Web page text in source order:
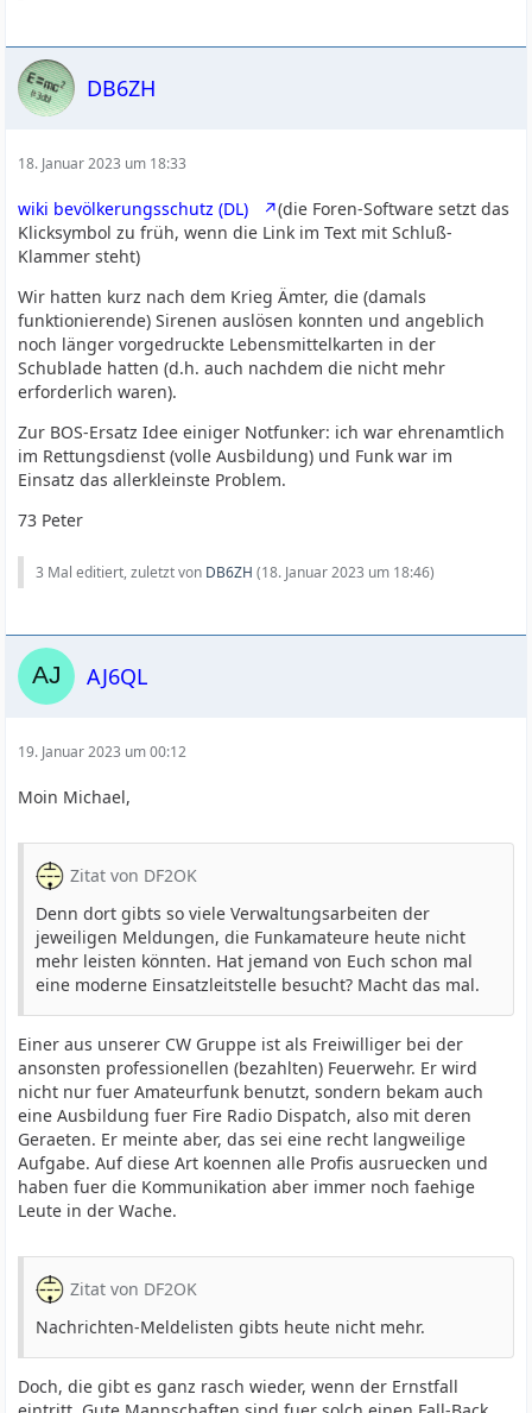
DB6ZH
18. Januar 2023 um 18:33
wiki bevölkerungsschutz (DL)
(die Foren-Software setzt das
Klicksymbol zu früh, wenn die Link im Text mit Schluß-
Klammer steht)
Wir hatten kurz nach dem Krieg Ämter, die (damals
funktionierende) Sirenen auslösen konnten und angeblich
noch länger vorgedruckte Lebensmittelkarten in der
Schublade hatten (d.h. auch nachdem die nicht mehr
erforderlich waren).
Zur BOS-Ersatz Idee einiger Notfunker: ich war ehrenamtlich
im Rettungsdienst (volle Ausbildung) und Funk war im
Einsatz das allerkleinste Problem.
73 Peter
3 Mal editiert, zuletzt von DB6ZH (18. Januar 2023 um 18:46)
AJ6QL
19. Januar 2023 um 00:12
Moin Michael,
Zitat von DF2OK
Denn dort gibts so viele Verwaltungsarbeiten der
jeweiligen Meldungen, die Funkamateure heute nicht
mehr leisten könnten. Hat jemand von Euch schon mal
eine moderne Einsatzleitstelle besucht? Macht das mal.
Einer aus unserer CW Gruppe ist als Freiwilliger bei der
ansonsten professionellen (bezahlten) Feuerwehr. Er wird
nicht nur fuer Amateurfunk benutzt, sondern bekam auch
eine Ausbildung fuer Fire Radio Dispatch, also mit deren
Geraeten. Er meinte aber, das sei eine recht langweilige
Aufgabe. Auf diese Art koennen alle Profis ausruecken und
haben fuer die Kommunikation aber immer noch faehige
Leute in der Wache.
Zitat von DF2OK
Nachrichten-Meldelisten gibts heute nicht mehr.
Doch, die gibt es ganz rasch wieder, wenn der Ernstfall